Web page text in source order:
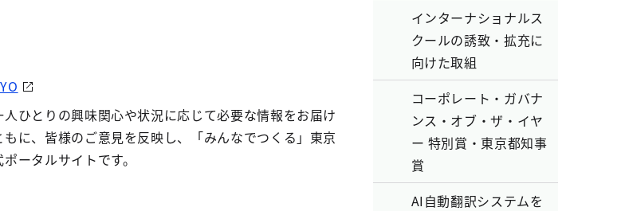
人ひとりの興味関心や状況に応じて必要な情報をお届け
もに、皆様のご意見を反映し、「みんなでつくる」東京
ータルサイトです。
インターナショナルス
クールの誘致・拡充に
向けた取組
コーポレート・ガバナ
ンス・オブ・ザ・イヤ
ー 特別賞・東京都知事
賞
AI自動翻訳システムを